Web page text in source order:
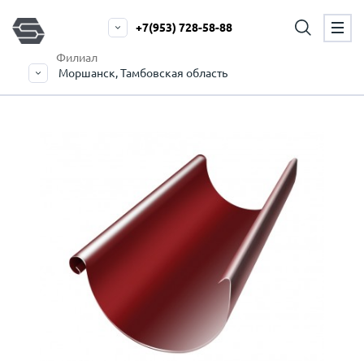
Филиал
Моршанск, Тамбовская область
+7(953) 728-58-88